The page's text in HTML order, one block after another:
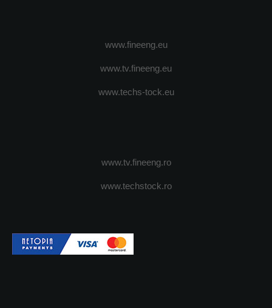
www.fineeng.eu
www.tv.fineeng.eu
www.techs-tock.eu
www.tv.fineeng.ro
www.techstock.ro